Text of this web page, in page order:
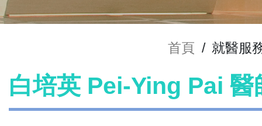
首頁 / 就醫服
白培英 Pei-Ying Pai 醫